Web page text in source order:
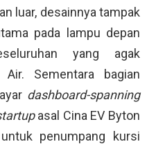
luar, desainnya tampak
pada lampu depan
yang agak
Sementara bagian
dashboard-spanning
asal Cina EV Byton
penumpang kursi